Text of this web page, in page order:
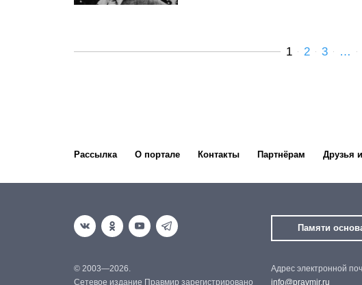
1 2 3 …
Рассылка О портале Контакты Партнёрам Друзья
Памяти
© 2003—2026.
Сетевое издание Правмир зарегистрировано
Адрес электронной
info@pravmir.ru